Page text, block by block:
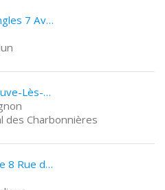
Société Générale Les Angles 7 Avenue Du Verdun
Société Générale Villeneuve-Lès-Avignon Centre Commercial des Charbonnières
des Charbonnières
Société Générale Orange 8 Rue de La République